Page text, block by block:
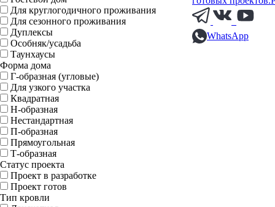
WhatsApp
Для круглогодичного проживания
Для сезонного проживания
Дуплексы
Особняк/усадьба
Таунхаусы
Форма дома
Г-образная (угловые)
Для узкого участка
Квадратная
Н-образная
Нестандартная
П-образная
Прямоугольная
Т-образная
Статус проекта
Проект в разработке
Проект готов
Тип кровли